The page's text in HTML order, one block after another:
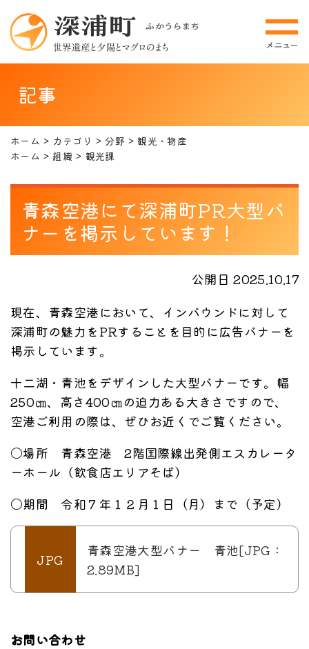
記事
ホーム カテゴリ 分野
観光・物産
ホーム
組織 観光課
青森空港にて深浦町PR大型バ
ナーを掲示しています！
公開日 2025.10.17
現在、青森空港において、インバウンドに対して
深浦町の魅力をPRすることを目的に広告バナーを
掲示しています。
十二湖・青池をデザインした大型バナーです。幅
250㎝、高さ400㎝の迫力ある大きさですので、
空港ご利用の際は、ぜひお近くでご覧ください。
〇場所 青森空港 2階国際線出発側エスカレータ
ーホール（飲食店エリアそば）
〇期間 令和７年１２月１日（月）まで（予定）
青森空港大型バナー 青池[JPG：
2.89MB]
お問い合わせ